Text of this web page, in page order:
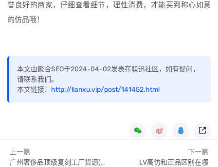
誉良好的商家，仔细查看细节，理性消费，才能买到称心如意
的仿品哦！
本文由聚合SEO于2024-04-02发表在联迅社区，如有疑问，
请联系我们。
本文链接： http://lianxu.vip/post/141452.html
上一篇
广州奢侈品顶级复刻工厂货源(推荐十个广州奢侈品购买渠道)
下一篇
LV高仿和正品区别在哪